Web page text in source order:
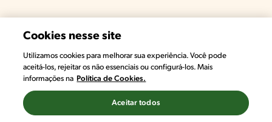
Cookies nesse site
Utilizamos cookies para melhorar sua experiência. Você pode
aceitá-los, rejeitar os não essenciais ou configurá-los. Mais
informações na Política de Cookies.
Aceitar todos